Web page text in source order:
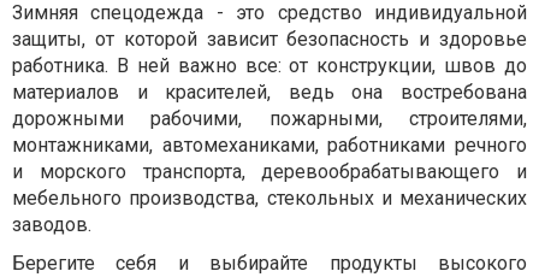
Зимняя спецодежда - это средство индивидуальной
защиты, от которой зависит безопасность и здоровье
работника. В ней важно все: от конструкции, швов до
материалов и красителей, ведь она востребована
дорожными рабочими, пожарными, строителями,
монтажниками, автомеханиками, работниками речного
и морского транспорта,
деревообрабатывающего и
мебельного производства, стекольных и механических
заводов.
Берегите себя и выбирайте продукты высокого